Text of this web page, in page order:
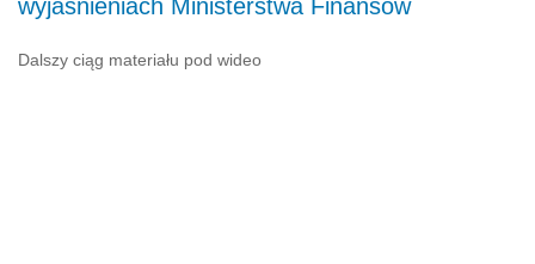
wyjaśnieniach Ministerstwa Finansów
Dalszy ciąg materiału pod wideo